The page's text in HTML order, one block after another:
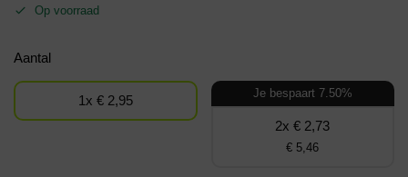
Op voorraad
Aantal
1x € 2,95 Je bespaart 7.50%
2x € 2,73
€ 5,46